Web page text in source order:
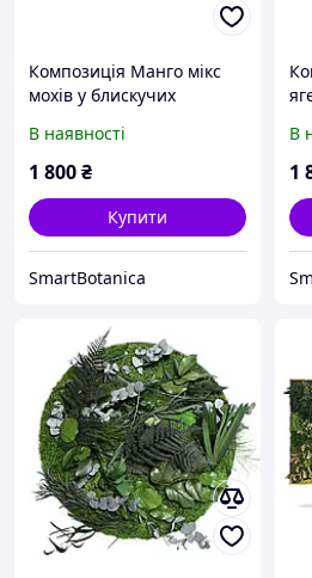
Композиція Манго мікс
мохів у блискучих
В наявності
1 800₴
Купити
SmartBotanica
В
1